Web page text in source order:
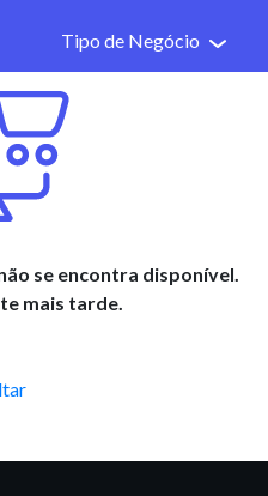
Tipo de Negócio
se encontra disponível.
mais tarde.